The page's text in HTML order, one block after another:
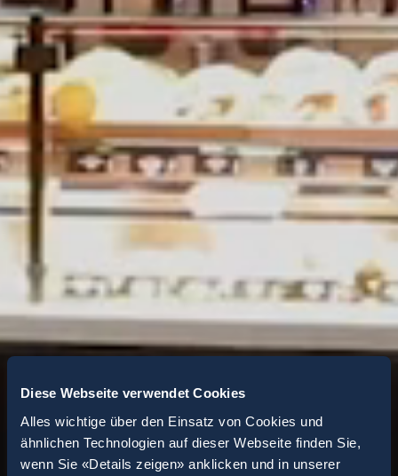
Diese Webseite verwendet Cookies
Alles wichtige über den Einsatz von Cookies und
ähnlichen Technologien auf dieser Webseite finden Sie,
wenn Sie «Details zeigen» anklicken und in unserer